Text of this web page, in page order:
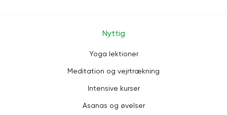
Nyttig
Yoga lektioner
Meditation og vejrtrækning
Intensive kurser
Asanas og øvelser